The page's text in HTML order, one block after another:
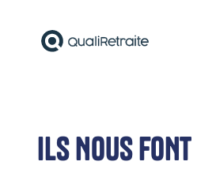
ILS NOUS FONT